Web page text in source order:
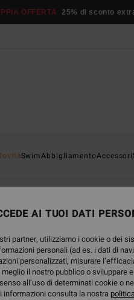
OFFERTA 25% di sconto
SwimAbbigliamentoAccessori
AI TUOI DATI
partner, utilizziamo i cookie o dei
personali (ad es. i dati di
personalizzati, misurare
il nostro pubblico o sviluppare
all’uso di determinati cookie o
informazioni consulta la nostra